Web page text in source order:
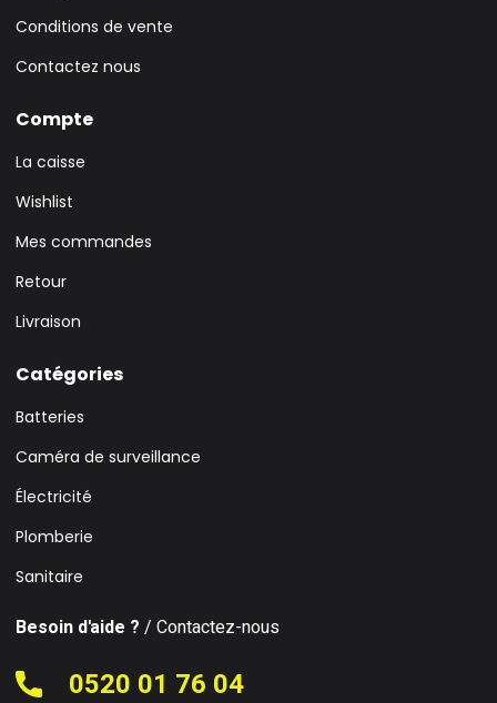
Conditions de vente
Contactez nous
Compte
La caisse
Wishlist
Mes commandes
Retour
Livraison
Catégories
Batteries
Caméra de surveillance
Électricité
Plomberie
Sanitaire
Besoin d'aide ? / Contactez-nous
0520 01 76 04